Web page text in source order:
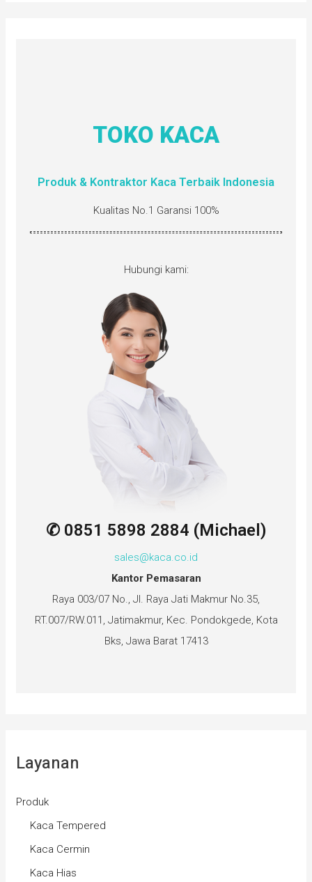
TOKO KACA
Produk & Kontraktor Kaca Terbaik Indonesia
Kualitas No.1 Garansi 100%
Hubungi kami:
✆ 0851 5898 2884 (Michael)
sales@kaca.co.id
Kantor Pemasaran
Raya 003/07 No., Jl. Raya Jati Makmur No.35,
RT.007/RW.011, Jatimakmur, Kec. Pondokgede, Kota
Bks, Jawa Barat 17413
Layanan
Produk
Kaca Tempered
Kaca Cermin
Kaca Hias